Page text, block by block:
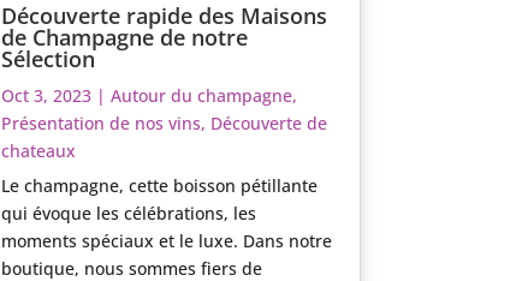
Découverte rapide des Maisons
de Champagne de notre
Sélection
Oct 3, 2023| Autour du champagne,
Présentation de nos vins, Découverte de
chateaux
Le champagne, cette boisson pétillante
qui évoque les célébrations, les
moments spéciaux et le luxe. Dans notre
boutique, nous sommes fiers de